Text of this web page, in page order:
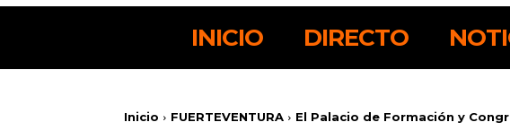
INICIO DIRECTO
Inicio FUERTEVENTURA El Palacio de Formación y